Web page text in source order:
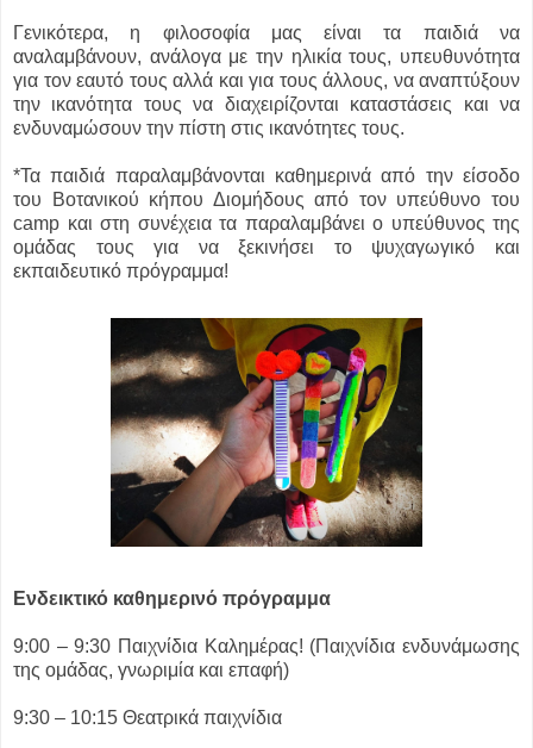
Γενικότερα, η φιλοσοφία μας είναι τα παιδιά να
αναλαμβάνουν, ανάλογα με την ηλικία τους, υπευθυνότητα
για τον εαυτό τους αλλά και για τους άλλους, να αναπτύξουν
την ικανότητα τους να διαχειρίζονται καταστάσεις και να
ενδυναμώσουν την πίστη στις ικανότητες τους.
*Τα παιδιά παραλαμβάνονται καθημερινά από την είσοδο
του Βοτανικού κήπου Διομήδους από τον υπεύθυνο του
camp και στη συνέχεια τα παραλαμβάνει ο υπεύθυνος της
ομάδας τους για να ξεκινήσει το ψυχαγωγικό και
εκπαιδευτικό πρόγραμμα!
Ενδεικτικό καθημερινό πρόγραμμα
9:00 – 9:30 Παιχνίδια Καλημέρας! (Παιχνίδια ενδυνάμωσης
της ομάδας, γνωριμία και επαφή)
9:30 – 10:15 Θεατρικά παιχνίδια